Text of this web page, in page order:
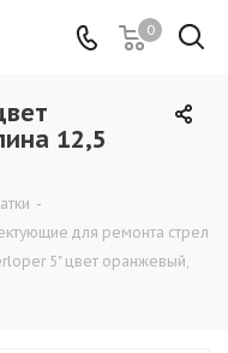
0
12,5
-
для ремонта стрел
5" цвет оранжевый,